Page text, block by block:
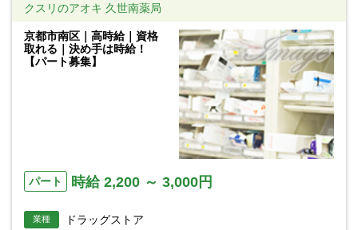
クスリのアオキ 久世南薬局
京都市南区｜高時給｜資格
取れる｜決め手は時給！
【パート募集】
パート 時給 2,200 ～ 3,000円
業種 ドラッグストア